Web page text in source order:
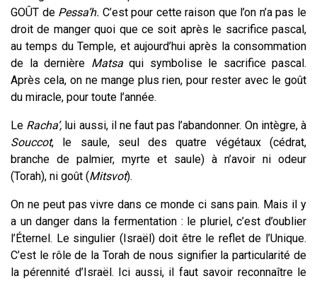
GOÛT de Pessa’h. C’est pour cette raison que l’on n’a pas le
droit de manger quoi que ce soit après le sacrifice pascal,
au temps du Temple, et aujourd’hui après la consommation
de la dernière Matsaqui symbolise le sacrifice pascal.
Après cela, on ne mange plus rien, pour rester avec le goût
du miracle, pour toute l’année.
Le Racha’, lui aussi, il ne faut pas l’abandonner. On intègre, à
Souccot, le saule, seul des quatre végétaux (cédrat,
branche de palmier, myrte et saule) à n’avoir ni odeur
(Torah), ni goût (Mitsvot).
On ne peut pas vivre dans ce monde ci sans pain. Mais il y
a un danger dans la fermentation : le pluriel, c’est d’oublier
l’Éternel. Le singulier (Israël) doit être le reflet de l’Unique.
C’est le rôle de la Torah de nous signifier la particularité de
la pérennité d’Israël. Ici aussi, il faut savoir reconnaître le